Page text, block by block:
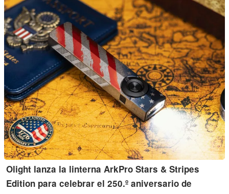
Olight lanza la linterna ArkPro Stars & Stripes
Edition para celebrar el 250.º aniversario de